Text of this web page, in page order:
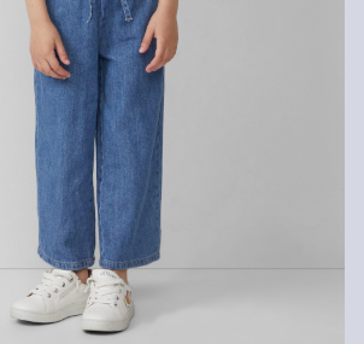
fibres certifiées durables, nous nous
fibres naturelles provenant de sources
matières premières sont cultivées de
les ressources.
: En optant pour nos produits en coton,
envers la mission de Better
des communautés à se maintenir et à
et restaurant l’environnement. Better
agricoles sur les plans social,
en formant les agriculteurs et
de culture plus durables. Ce produit est
bilan massique ; il est donc possible qu’il ne